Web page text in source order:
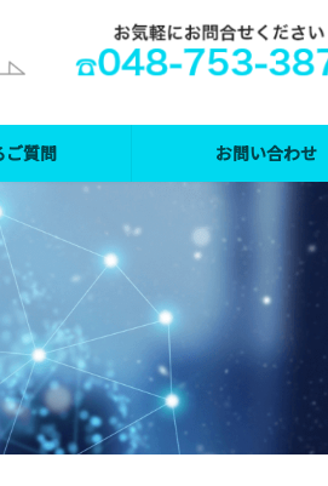
ご質問 お問い合わせ